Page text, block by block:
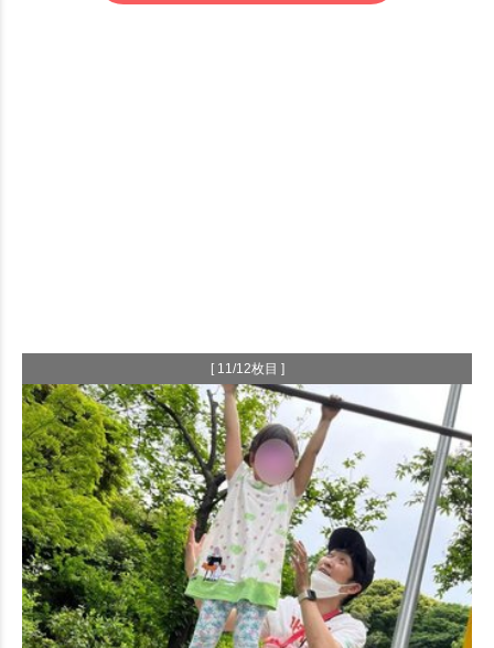
[ 11/12枚目 ]